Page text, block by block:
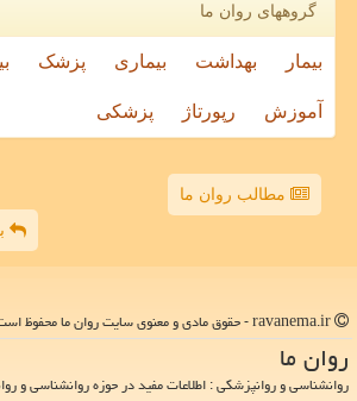
گروههای روان ما
بیمار بهداشت بیماری پزشک
آموزش رپورتاژ پزشکی
مطالب روان ما
روان ما
روانشناسی و روانپزشکی : اطلاعات مفید در حوزه روانشناسی و